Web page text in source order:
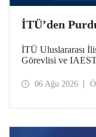
İTÜ’den
İTÜ Uluslararası
Görevlisi ve
Temmuz
06 Ağu 2026